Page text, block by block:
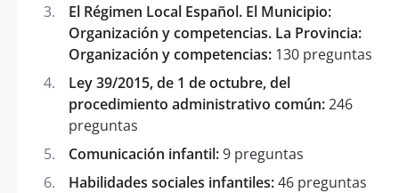
El Régimen Local Español. El Municipio:
Organización y competencias. La Provincia:
Organización y competencias: 130 preguntas
Ley 39/2015, de 1 de octubre, del
procedimiento administrativo común:246
preguntas
Comunicación infantil:9 preguntas
Habilidades sociales infantiles:46 preguntas